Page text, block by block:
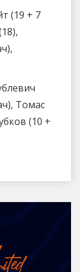
(19 + 7
Томас
(10 +